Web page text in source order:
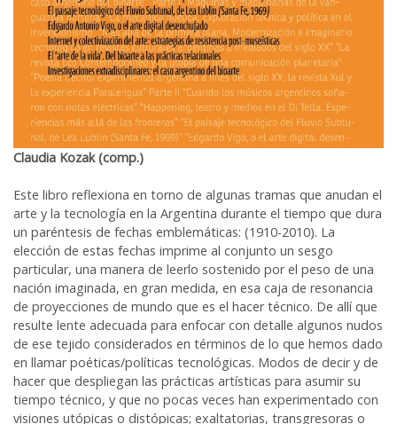
Claudia Kozak (comp.)
Este libro reflexiona en torno de algunas tramas que anudan el
arte y la tecnología en la Argentina durante el tiempo que dura
un paréntesis de fechas emblemáticas: (1910-2010). La
elección de estas fechas imprime al conjunto un sesgo
particular, una manera de leerlo sostenido por el peso de una
nación imaginada, en gran medida, en esa caja de resonancia
de proyecciones de mundo que es el hacer técnico. De allí que
resulte lente adecuada para enfocar con detalle algunos nudos
de ese tejido considerados en términos de lo que hemos dado
en llamar poéticas/políticas tecnológicas. Modos de decir y de
hacer que despliegan las prácticas artísticas para asumir su
tiempo técnico, y que no pocas veces han experimentado con
visiones utópicas o distópicas; exaltatorias, transgresoras o